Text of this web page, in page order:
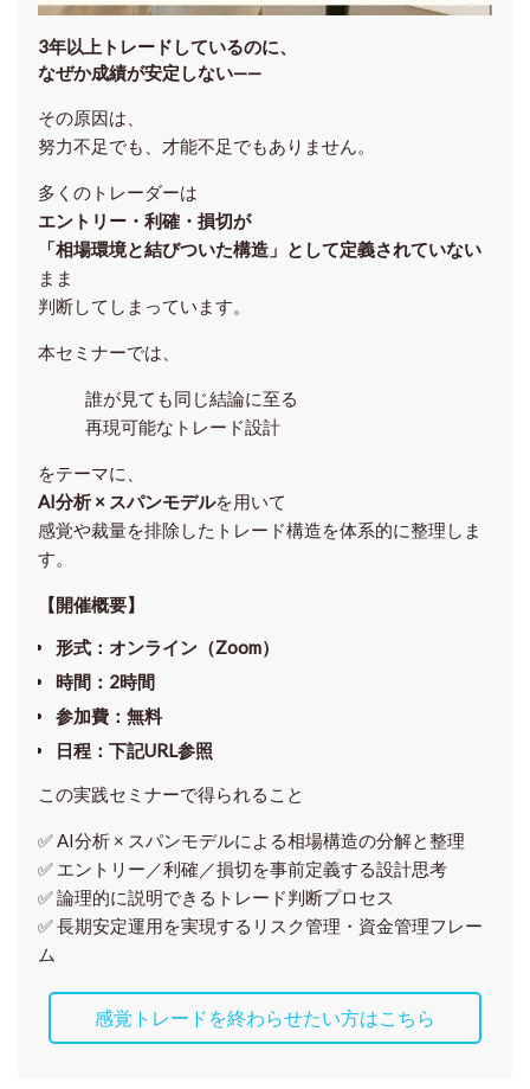
3年以上トレードしているのに、
なぜか成績が安定しない——
その原因は、
努力不足でも、才能不足でもありません。
多くのトレーダーは
エントリー・利確・損切が
「相場環境と結びついた構造」として定義されていない
まま
判断してしまっています。
本セミナーでは、
誰が見ても同じ結論に至る
再現可能なトレード設計
をテーマに、
AI分析 × スパンモデルを用いて
感覚や裁量を排除したトレード構造を体系的に整理しま
す。
【開催概要】
形式：オンライン（Zoom）
時間：2時間
参加費：無料
日程：下記URL参照
この実践セミナーで得られること
✅ AI分析 × スパンモデルによる相場構造の分解と整理
✅ エントリー／利確／損切を事前定義する設計思考
✅ 論理的に説明できるトレード判断プロセス
✅ 長期安定運用を実現するリスク管理・資金管理フレー
ム
感覚トレードを終わらせたい方はこちら